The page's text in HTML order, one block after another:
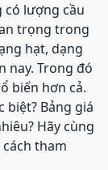
có lượng cầu
trọng trong
hạt, dạng
nay. Trong đó
biến hơn cả.
biệt? Bảng giá
Hãy cùng
tham